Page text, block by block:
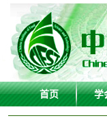
首页 学